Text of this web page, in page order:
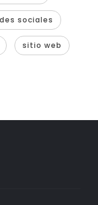
sociales
sitio web